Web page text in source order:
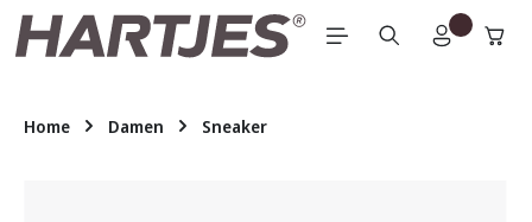
Zum Hauptinhalt springen
Home Damen Sneaker